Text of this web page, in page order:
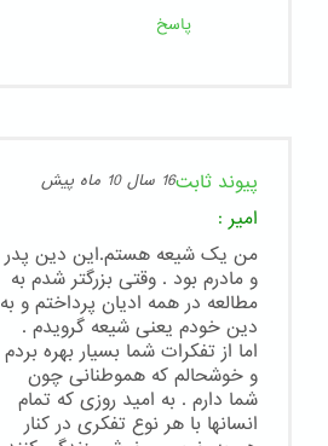
پاسخ
پیوند ثابت16 سال 10 ماه پیش
امیر :
من یک شیعه هستم.این دین پدر
و مادرم بود . وقتی بزرگتر شدم به
مطالعه در همه ادیان پرداختم و به
دین خودم یعنی شیعه گرویدم .
اما از تفکرات شما بسیار بهره بردم
و خوشحالم که هموطنانی چون
شما دارم . به امید روزی که تمام
انسانها با هر نوع تفکری در کنار